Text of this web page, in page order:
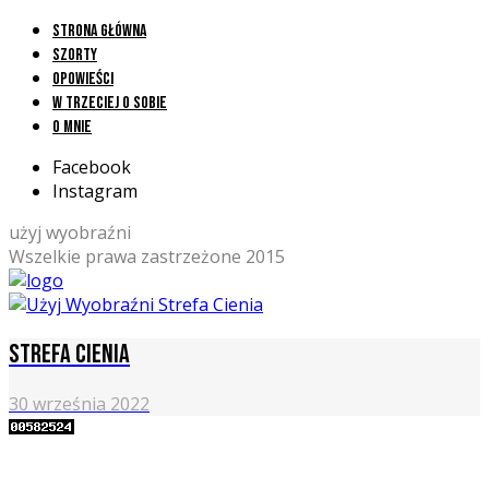
Strona główna
Szorty
Opowieści
W trzeciej o sobie
O mnie
Facebook
Instagram
użyj wyobraźni
Wszelkie prawa zastrzeżone 2015
Strefa cienia
30 września 2022